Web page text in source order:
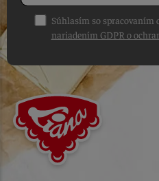
Súhlasím so spracovaním
nariadením GDPR o